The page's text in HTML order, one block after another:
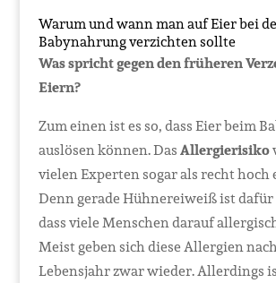
Warum und wann man auf Eier bei
Babynahrung verzichten sollte
Was spricht gegen den früheren
Eiern?
Zum einen ist es so, dass Eier beim
auslösen können. DasAllergierisiko
vielen Experten sogar als recht hoch
Denn gerade Hühnereiweiß ist
dass viele Menschen darauf
Meist geben sich diese Allergien
Lebensjahr zwar wieder. Allerdings